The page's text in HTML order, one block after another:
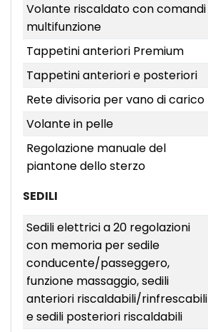
Volante riscaldato con comandi
multifunzione
Tappetini anteriori Premium
Tappetini anteriori e posteriori
Rete divisoria per vano di carico
Volante in pelle
Regolazione manuale del
piantone dello sterzo
SEDILI
Sedili elettrici a 20 regolazioni
con memoria per sedile
conducente/passeggero,
funzione massaggio, sedili
anteriori riscaldabili/rinfrescabili
e sedili posteriori riscaldabili